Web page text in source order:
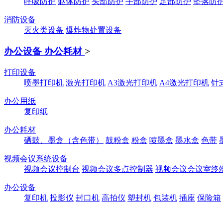
消防设备
灭火类设备 爆炸物处置设备
办公设备 办公耗材 >
打印设备
喷墨打印机 激光打印机 A3激光打印机 A4激光打印机 针
办公用纸
复印纸
办公耗材
硒鼓、墨盒（含色带）
鼓粉盒 粉盒 喷墨盒 墨水盒 色带
视频会议系统设备
视频会议控制台 视频会议多点控制器 视频会议会议室终
办公设备
复印机 投影仪 封口机 高拍仪 塑封机 包装机 插座 保险箱